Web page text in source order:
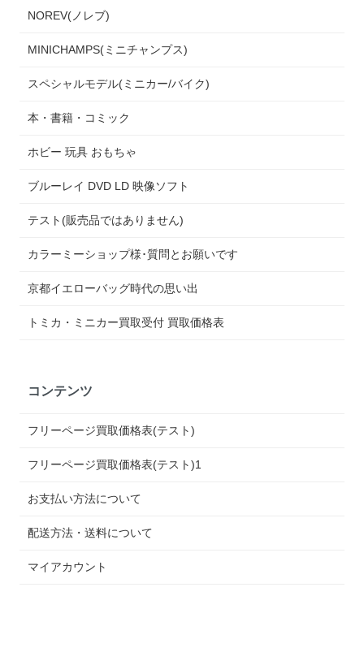
NOREV(ノレブ)
MINICHAMPS(ミニチャンプス)
スペシャルモデル(ミニカー/バイク)
本・書籍・コミック
ホビー 玩具 おもちゃ
ブルーレイ DVD LD 映像ソフト
テスト(販売品ではありません)
カラーミーショップ様･質問とお願いです
京都イエローバッグ時代の思い出
トミカ・ミニカー買取受付 買取価格表
コンテンツ
フリーページ買取価格表(テスト)
フリーページ買取価格表(テスト)1
お支払い方法について
配送方法・送料について
マイアカウント